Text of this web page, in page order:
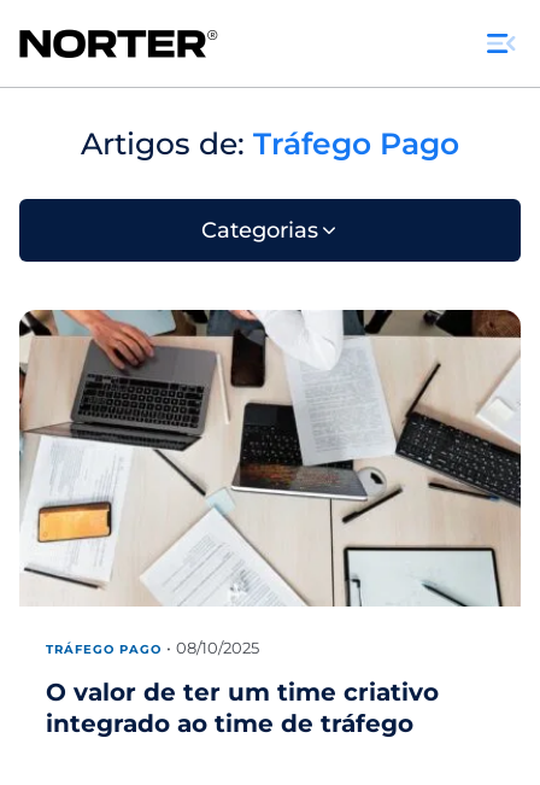
Artigos de: Tráfego Pago
Categorias
TRÁFEGO PAGO 08/10/2025
O valor de ter um time criativo
integrado ao time de tráfego